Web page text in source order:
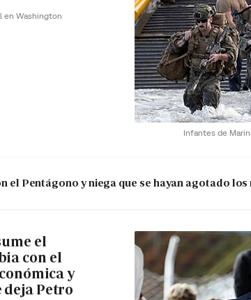
Infantes de
en Washington
el Pentágono y niega que se hayan agotado
el
con el
y
deja Petro